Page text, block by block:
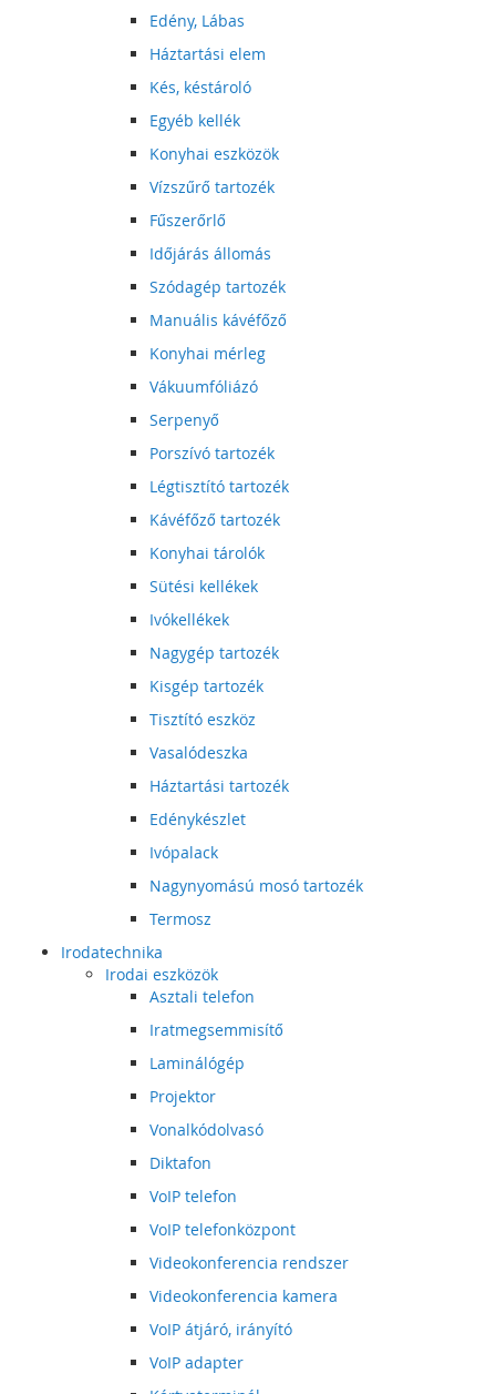
Edény, Lábas
Háztartási elem
Kés, késtároló
Egyéb kellék
Konyhai eszközök
Vízszűrő tartozék
Fűszerőrlő
Időjárás állomás
Szódagép tartozék
Manuális kávéfőző
Konyhai mérleg
Vákuumfóliázó
Serpenyő
Porszívó tartozék
Légtisztító tartozék
Kávéfőző tartozék
Konyhai tárolók
Sütési kellékek
Ivókellékek
Nagygép tartozék
Kisgép tartozék
Tisztító eszköz
Vasalódeszka
Háztartási tartozék
Edénykészlet
Ivópalack
Nagynyomású mosó tartozék
Termosz
Irodatechnika
Irodai eszközök
Asztali telefon
Iratmegsemmisítő
Laminálógép
Projektor
Vonalkódolvasó
Diktafon
VoIP telefon
VoIP telefonközpont
Videokonferencia rendszer
Videokonferencia kamera
VoIP átjáró, irányító
VoIP adapter